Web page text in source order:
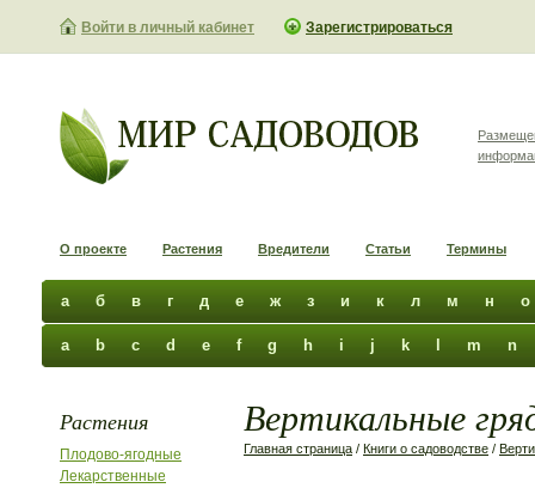
Войти в личный кабинет Зарегистрироваться
О проекте Растения Вредители Статьи Термины
а б в г д е ж з и к л м н о
a b c d e f g h i j k m n
Растения
Плодово-ягодные
Лекарственные
Вертикальные
Главная страница / Книги о садоводстве /